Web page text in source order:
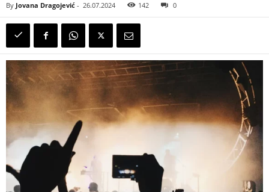
By Jovana Dragojević - 26.07.2024 142 0